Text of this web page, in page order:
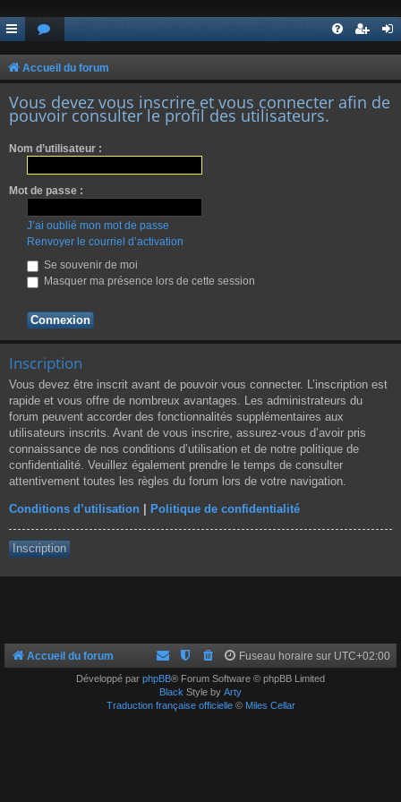
Accueil du forum
Vous devez vous inscrire et vous connecter afin de
pouvoir consulter le profil des utilisateurs.
Nom d’utilisateur :
Mot de passe :
J’ai oublié mon mot de passe
Renvoyer le courriel d’activation
Se souvenir de moi
Masquer ma présence lors de cette session
Inscription
Vous devez être inscrit avant de pouvoir vous connecter. L’inscription est
rapide et vous offre de nombreux avantages. Les administrateurs du
forum peuvent accorder des fonctionnalités supplémentaires aux
utilisateurs inscrits. Avant de vous inscrire, assurez-vous d’avoir pris
connaissance de nos conditions d’utilisation et de notre politique de
confidentialité. Veuillez également prendre le temps de consulter
attentivement toutes les règles du forum lors de votre navigation.
Conditions d’utilisation Politique de confidentialité
Inscription
Accueil du forum Fuseau horaire sur UTC+02:00
Développé par phpBB® Forum Software © phpBB Limited
Black Style by Arty
Traduction française officielle© Miles Cellar